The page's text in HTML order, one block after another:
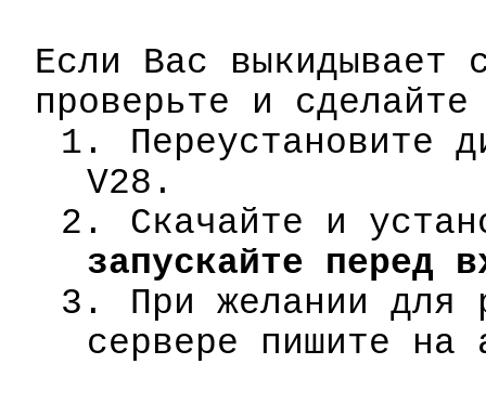
Если Вас выкидывает
проверьте и
1.
Переустановите
V28.
2.
Скачайте и
запускайте перед
3.
При желании для
сервере пишите на